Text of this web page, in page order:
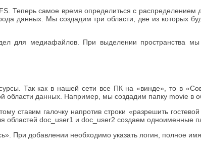
Теперь самое время определиться с
данных. Мы создадим три области, две из которых
для медиафайлов. При выделении пространства
Так как в нашей сети все ПК на «винде», то в
области данных. Например, мы создадим папку movie в
ставим галочку напротив строки «разрешить
doc_user1 и doc_user2 создаем одноименные
При добавлении необходимо указать логин, полное